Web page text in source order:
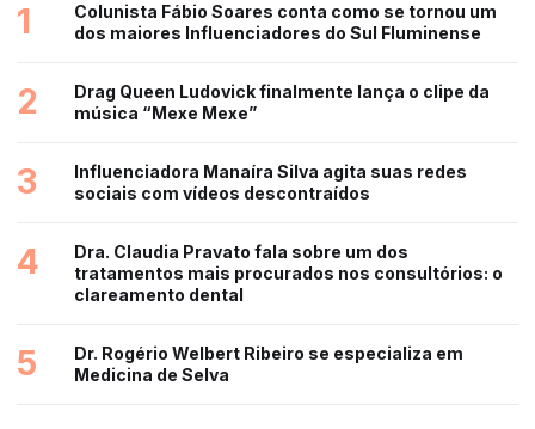
1
Colunista Fábio Soares conta como se tornou um
dos maiores Influenciadores do Sul Fluminense
2
Drag Queen Ludovick finalmente lança o clipe da
música “Mexe Mexe”
3
Influenciadora Manaíra Silva agita suas redes
sociais com vídeos descontraídos
4
Dra. Claudia Pravato fala sobre um dos
tratamentos mais procurados nos consultórios: o
clareamento dental
5
Dr. Rogério Welbert Ribeiro se especializa em
Medicina de Selva